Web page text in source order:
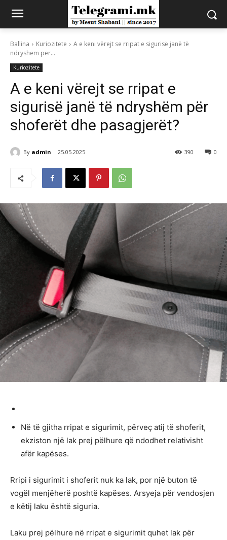
Ballina Kuriozitete
A e keni vërejt se rripat e sigurisë janë të
ndryshëm për...
Kuriozitete
A e keni vërejt se rripat e
sigurisë janë të ndryshëm për
shoferët dhe pasagjerët?
By admin 25.05.2025 0
390
Në të gjitha rripat e sigurimit, përveç atij të shoferit,
ekziston një lak prej pëlhure që ndodhet relativisht
afër kapëses.
Rripi i sigurimit i shoferit nuk ka lak, por një buton të
vogël menjëherë poshtë kapëses. Arsyeja për vendosjen
e këtij laku është siguria.
Laku prej pëlhure në rripat e sigurimit quhet lak për